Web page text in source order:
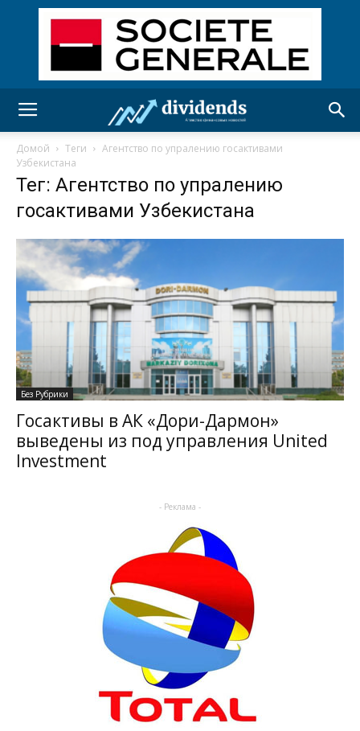
Домой Теги
Агентство по упралению госактивами
Узбекистана
Тег: Агентство по упралению
госактивами Узбекистана
Без Рубрики
Госактивы в АК «Дори-Дармон»
выведены из под управления United
Investment
- Реклама -